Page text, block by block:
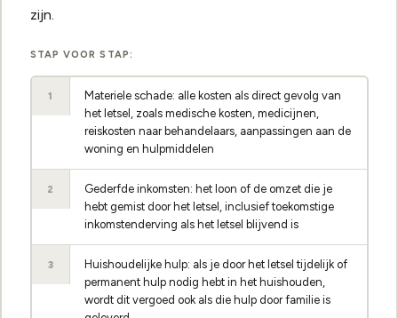
zijn.
STAP VOOR STAP:
1
Materiele schade: alle kosten als direct gevolg van
het letsel, zoals medische kosten, medicijnen,
reiskosten naar behandelaars, aanpassingen aan de
woning en hulpmiddelen
2
Gederfde inkomsten: het loon of de omzet die je
hebt gemist door het letsel, inclusief toekomstige
inkomstenderving als het letsel blijvend is
3
Huishoudelijke hulp: als je door het letsel tijdelijk of
permanent hulp nodig hebt in het huishouden,
wordt dit vergoed ook als die hulp door familie is